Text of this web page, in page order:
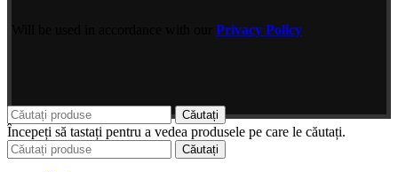
Privacy Policy
Căutați
Începeți să tastați pentru a vedea produsele pe care le căutați.
Căutați